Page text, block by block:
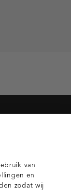
van
en
zodat wij